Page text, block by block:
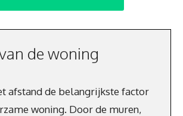
de woning
afstand de belangrijkste factor
woning. Door de muren,